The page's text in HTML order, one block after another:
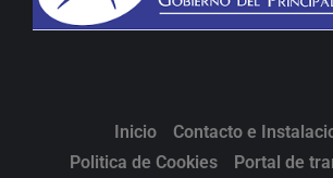
Inicio
Contacto e
Politica de Cookies
Portal de